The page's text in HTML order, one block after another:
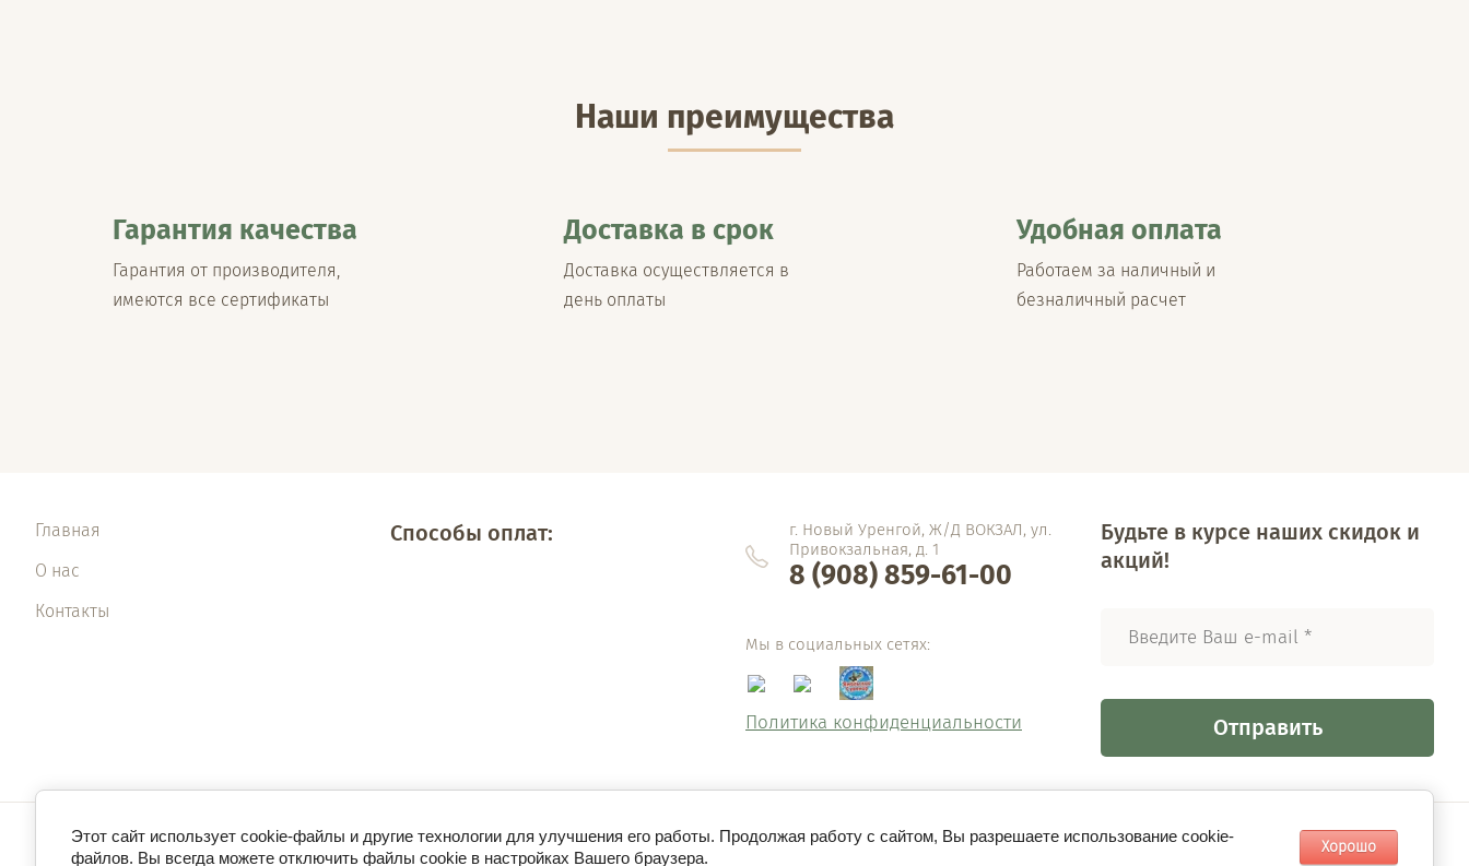
Наши преимущества
Гарантия качества
Гарантия от производителя,
имеются все сертификаты
Доставка в срок
Доставка осуществляется в
день оплаты
Удобная оплата
Работаем за наличный и
безналичный расчет
Главная
О нас
Контакты
Способы оплат:
г. Новый Уренгой, Ж/Д ВОКЗАЛ, ул.
Привокзальная, д. 1
8 (908) 859-61-00
Мы в социальных сетях:
Политика конфиденциальности
Будьте в курсе наших скидок и
акций!
Отправить
Этот сайт использует cookie-файлы и другие технологии для улучшения его работы. Продолжая работу с сайтом, Вы разрешаете использование cookie-
файлов. Вы всегда можете отключить файлы cookie в настройках Вашего браузера.
Хорошо